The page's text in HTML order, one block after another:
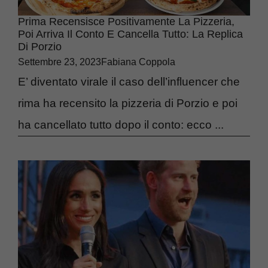
Prima Recensisce Positivamente La Pizzeria,
Poi Arriva Il Conto E Cancella Tutto: La Replica
Di Porzio
Settembre 23, 2023 Fabiana Coppola
E’ diventato virale il caso dell’influencer che
rima ha recensito la pizzeria di Porzio e poi
ha cancellato tutto dopo il conto: ecco ...